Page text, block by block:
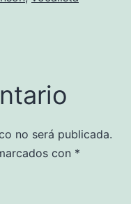
no será publicada.
con *